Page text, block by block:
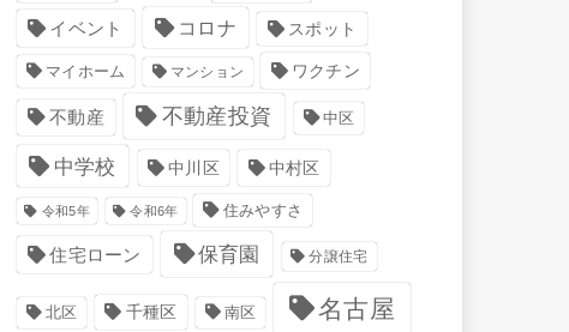
イベント コロナ スポット
マイホーム マンション ワクチン
不動産 不動産投資 中区
中学校 中川区 中村区
令和5年 令和6年 住みやすさ
住宅ローン 保育園 分譲住宅
北区 千種区 南区 名古屋